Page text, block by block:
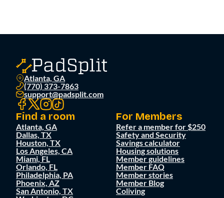
Atlanta, GA
(770) 373-7863
support@padsplit.com
Find a room
Atlanta, GA
Dallas, TX
Houston, TX
Los Angeles, CA
Miami, FL
Orlando, FL
Philadelphia, PA
Phoenix, AZ
San Antonio, TX
For Members
Refer a member for $250
Safety and Security
Savings calculator
Housing solutions
Member guidelines
Member FAQ
Member stories
Member Blog
Coliving